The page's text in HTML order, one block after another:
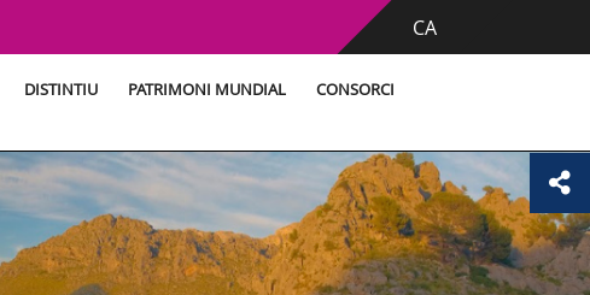
CA
DISTINTIU PATRIMONI MUNDIAL CONSORCI